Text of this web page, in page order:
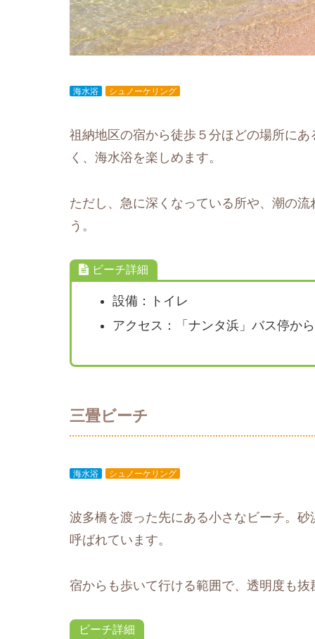
海水浴 シュノーケリング
祖納地区の宿から徒歩５分ほどの場所に
く、海水浴を楽しめます。
ただし、急に深くなっている所や、潮の
う。
ビーチ詳細
設備：トイレ
アクセス：「ナンタ浜」バス停か
三畳ビーチ
海水浴 シュノーケリング
波多橋を渡った先にある小さなビーチ。
呼ばれています。
宿からも歩いて行ける範囲で、透明度も抜
ビーチ詳細